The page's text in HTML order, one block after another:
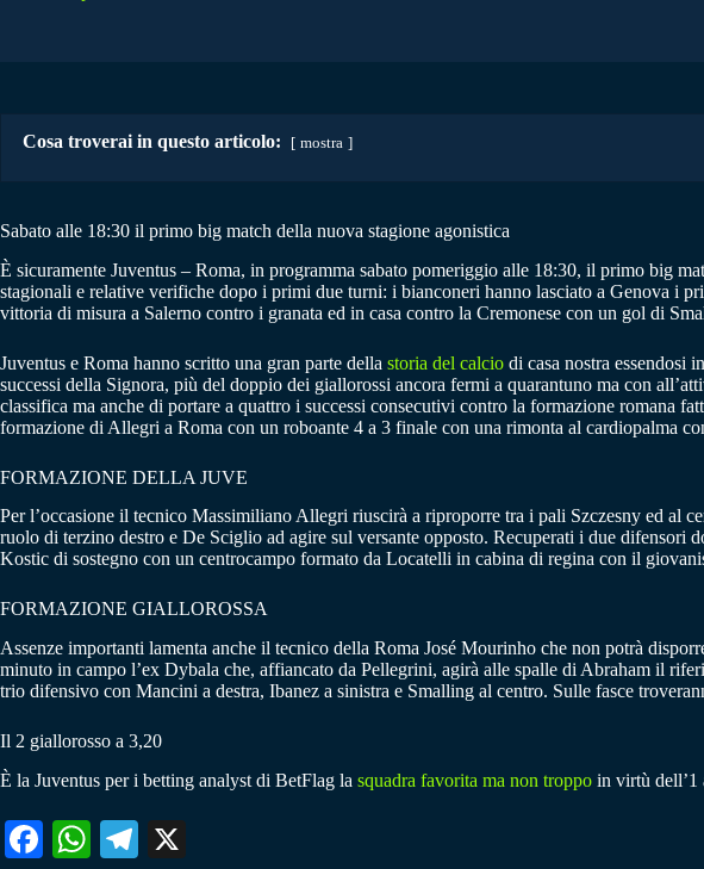
Cosa troverai in questo articolo: mostra
Sabato alle 18:30 il primo big match della nuova stagione agonistica
È sicuramente Juventus – Roma, in programma sabato pomeriggio alle 18:30, il primo big
stagionali e relative verifiche dopo i primi due turni: i bianconeri hanno lasciato a Genova i
vittoria di misura a Salerno contro i granata ed in casa contro la Cremonese con un gol di
Juventus e Roma hanno scritto una gran parte della storia del calcio di casa nostra essendosi
successi della Signora, più del doppio dei giallorossi ancora fermi a quarantuno ma con
classifica ma anche di portare a quattro i successi consecutivi contro la formazione romana
formazione di Allegri a Roma con un roboante 4 a 3 finale con una rimonta al cardiopalma
FORMAZIONE DELLA JUVE
Per l’occasione il tecnico Massimiliano Allegri riuscirà a riproporre tra i pali Szczesny ed al
ruolo di terzino destro e De Sciglio ad agire sul versante opposto. Recuperati i due
Kostic di sostegno con un centrocampo formato da Locatelli in cabina di regina con il
FORMAZIONE GIALLOROSSA
Assenze importanti lamenta anche il tecnico della Roma José Mourinho che non potrà
minuto in campo l’ex Dybala che, affiancato da Pellegrini, agirà alle spalle di Abraham il
trio difensivo con Mancini a destra, Ibanez a sinistra e Smalling al centro. Sulle fasce
Il 2 giallorosso a 3,20
È la Juventus per i betting analyst di BetFlag la squadra favorita ma non troppo in virtù dell’1
Fa W
Te